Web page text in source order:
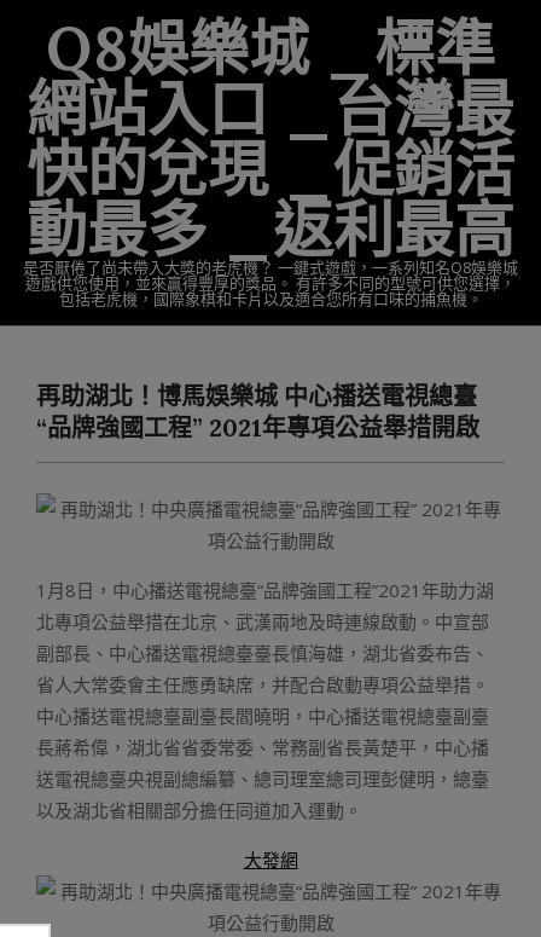
contentQ8娛樂城 _標準
網站入口 _台灣最
快的兌現 _促銷活
動最多 _返利最高
是否厭倦了尚未帶入大獎的老虎機？ 一鍵式遊戲，一系列知名Q8娛樂城
遊戲供您使用，並來贏得豐厚的獎品。 有許多不同的型號可供您選擇，
包括老虎機，國際象棋和卡片以及適合您所有口味的捕魚機。
Menu再助湖北！博馬娛樂城 中心播送電視總臺
“品牌強國工程” 2021年專項公益舉措開啟
1月8日，中心播送電視總臺“品牌強國工程”2021年助力湖
北專項公益舉措在北京、武漢兩地及時連線啟動。中宣部
副部長、中心播送電視總臺臺長慎海雄，湖北省委布告、
省人大常委會主任應勇缺席，并配合啟動專項公益舉措。
中心播送電視總臺副臺長閻曉明，中心播送電視總臺副臺
長蔣希偉，湖北省省委常委、常務副省長黃楚平，中心播
送電視總臺央視副總編纂、總司理室總司理彭健明，總臺
以及湖北省相關部分擔任同道加入運動。
大發網